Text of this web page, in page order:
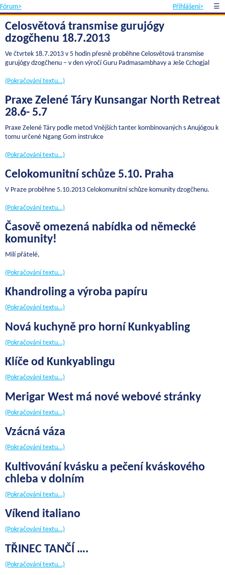
Fórum> Přihlášení> ☰
Celosvětová transmise gurujógy
dzogčhenu 18.7.2013
Ve čtvrtek 18.7.2013 v 5 hodin přesně proběhne Celosvětová transmise
gurujógy dzogčhenu – v den výročí Guru Padmasambhavy a Ješe Cchogjal
(Pokračování textu…)
Praxe Zelené Táry Kunsangar North Retreat
28.6- 5.7
Praxe Zelené Táry podle metod Vnějších tanter kombinovaných s Anujógou k
tomu určené Ngang Gom instrukce
(Pokračování textu…)
Celokomunitní schůze 5.10. Praha
V Praze proběhne 5.10.2013 Celokomunitní schůze komunity dzogčhenu.
(Pokračování textu…)
Časově omezená nabídka od německé
komunity!
Milí přátelé,
(Pokračování textu…)
Khandroling a výroba papíru
(Pokračování textu…)
Nová kuchyně pro horní Kunkyabling
(Pokračování textu…)
Klíče od Kunkyablingu
(Pokračování textu…)
Merigar West má nové webové stránky
(Pokračování textu…)
Vzácná váza
(Pokračování textu…)
Kultivování kvásku a pečení kváskového
chleba v dolním
(Pokračování textu…)
Víkend italiano
(Pokračování textu…)
TŘINEC TANČÍ ….
(Pokračování textu…)